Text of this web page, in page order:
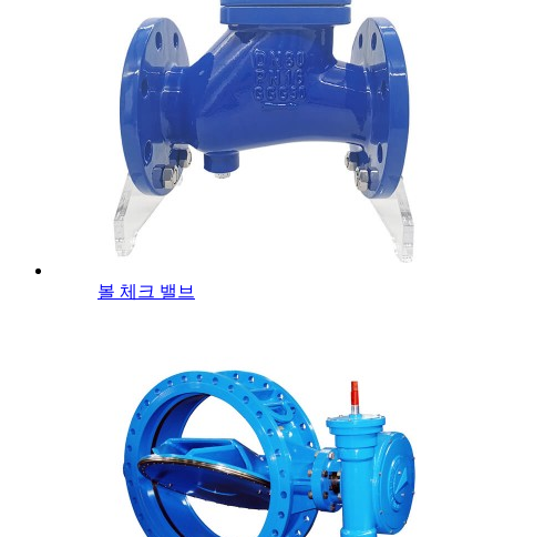
볼 체크 밸브